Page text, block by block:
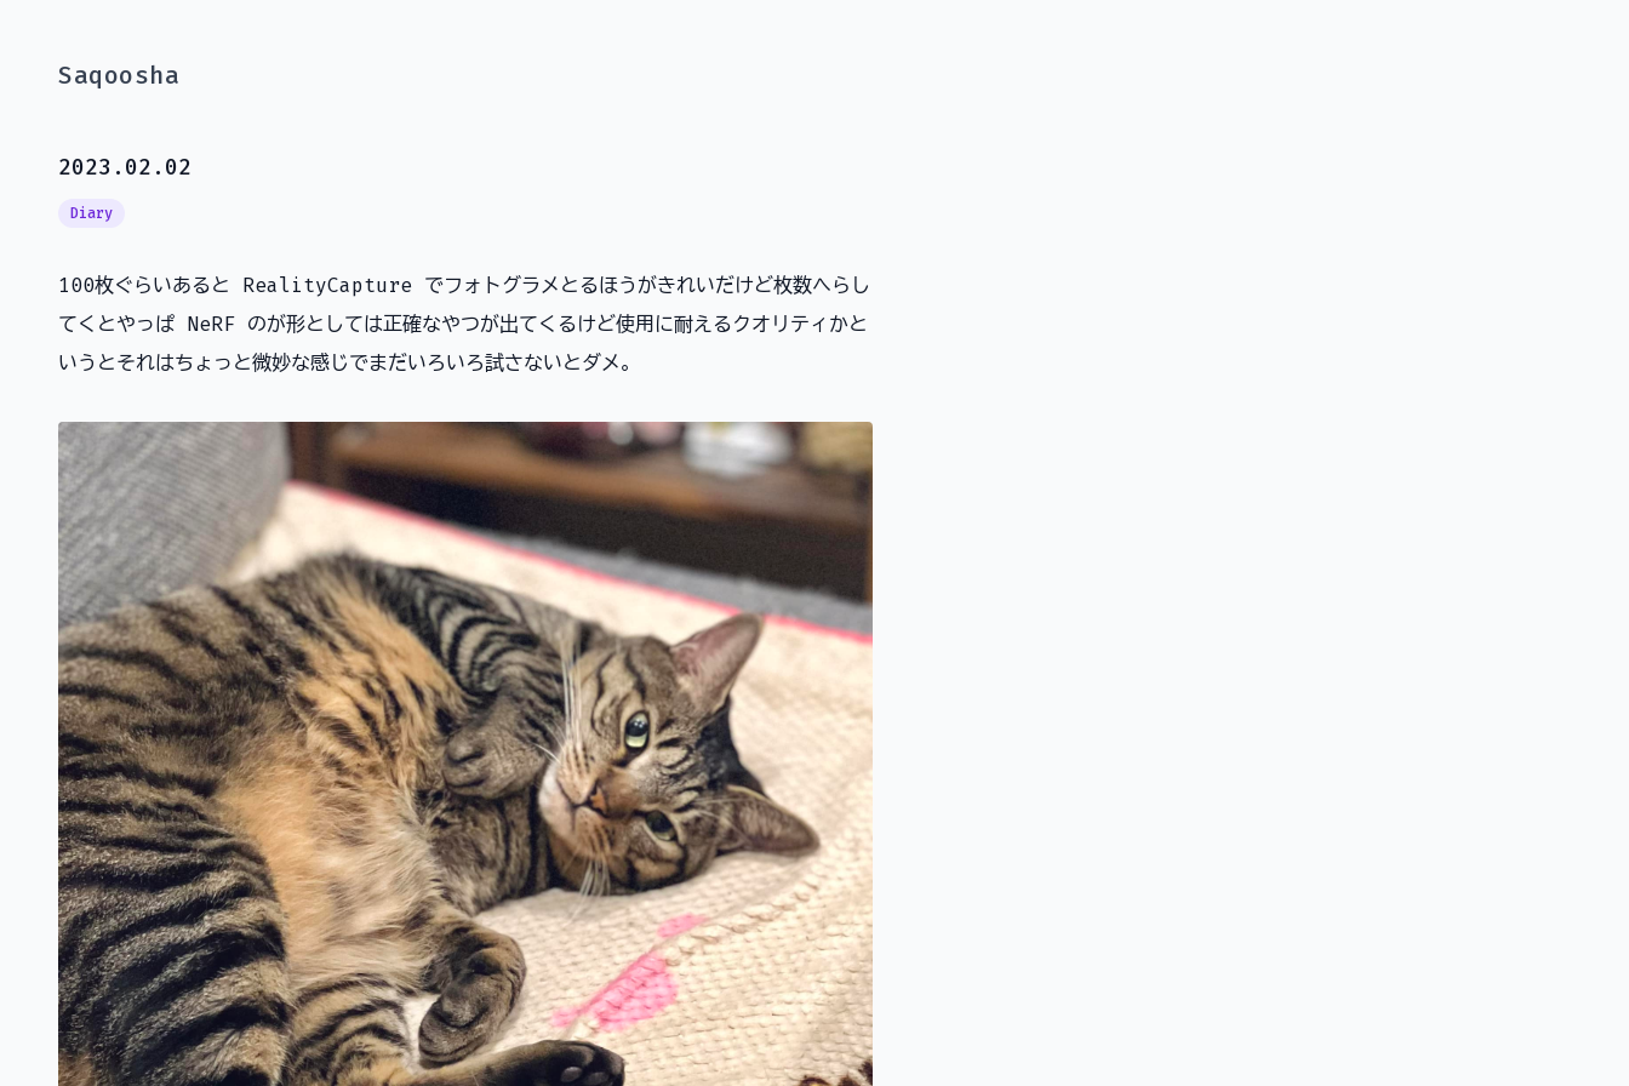
Saqoosha
2023.02.02
Diary
100枚ぐらいあると RealityCapture でフォトグラメとるほうがきれいだけど枚数へらし
てくとやっぱ NeRF のが形としては正確なやつが出てくるけど使用に耐えるクオリティかと
いうとそれはちょっと微妙な感じでまだいろいろ試さないとダメ。